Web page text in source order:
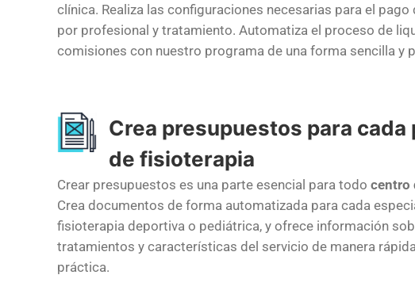
clínica. Realiza las configuraciones necesarias para el
por profesional y tratamiento. Automatiza el proceso de
comisiones con nuestro programa de una forma sencilla y
Crea presupuestos para cada
de fisioterapia
Crear presupuestos es una parte esencial para todo centro
Crea documentos de forma automatizada para cada
fisioterapia deportiva o pediátrica, y ofrece información
tratamientos y características del servicio de manera
práctica.